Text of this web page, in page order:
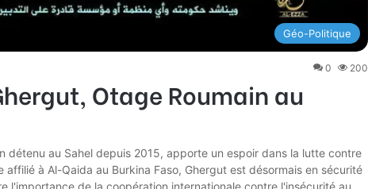
Géo-Politique
0 200
Otage Roumain au
détenu au Sahel depuis 2015, apporte un espoir dans la lutte contre
à Al-Qaida au Burkina Faso, Ghergut est désormais en sécurité
l'importance de la coopération internationale contre l'insécurité au